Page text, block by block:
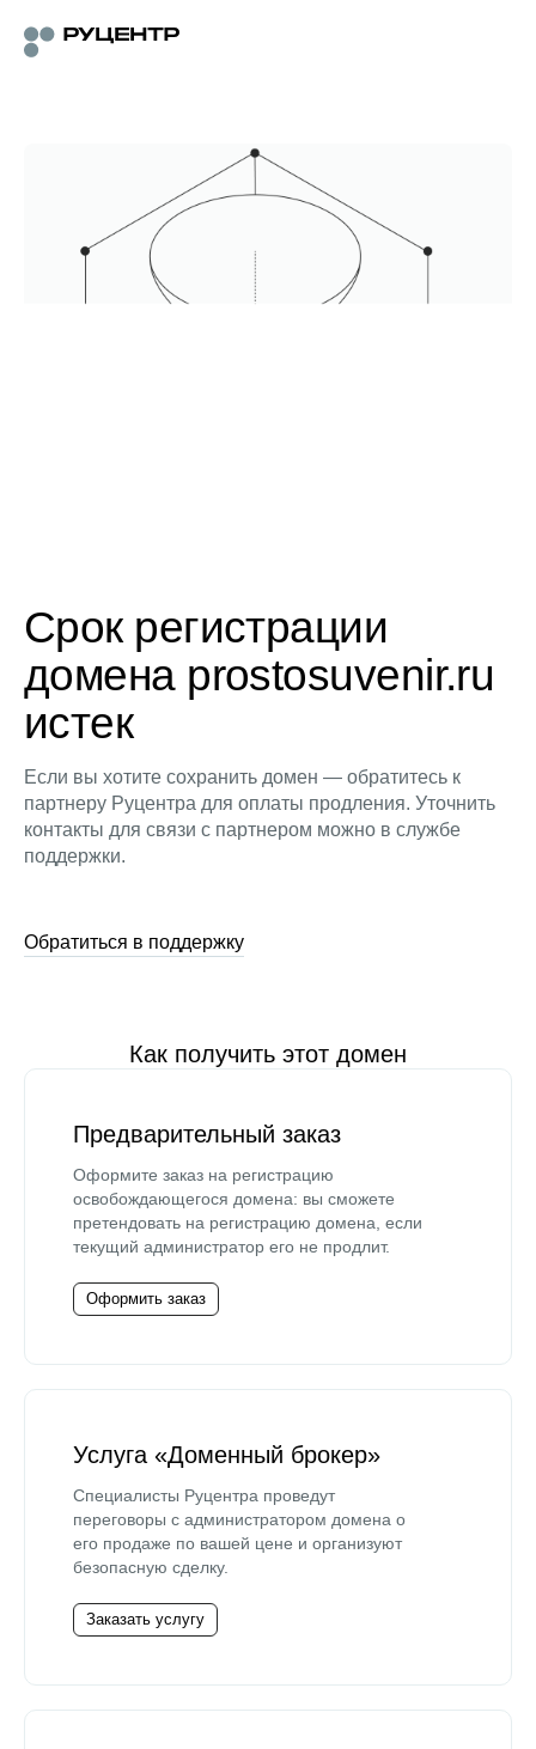
Срок регистрации
домена prostosuvenir.ru
истек
Если вы хотите сохранить домен — обратитесь к
партнеру Руцентра для оплаты продления. Уточнить
контакты для связи с партнером можно в службе
поддержки.
Обратиться в поддержку
Как получить этот домен
Предварительный заказ
Оформите заказ на регистрацию
освобождающегося домена: вы сможете
претендовать на регистрацию домена, если
текущий администратор его не продлит.
Оформить заказ
Услуга «Доменный брокер»
Специалисты Руцентра проведут
переговоры с администратором домена о
его продаже по вашей цене и организуют
безопасную сделку.
Заказать услугу